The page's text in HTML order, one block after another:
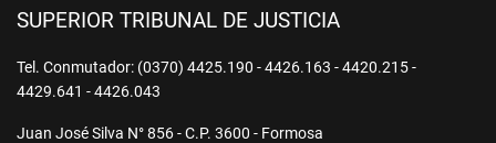
SUPERIOR TRIBUNAL DE JUSTICIA
Tel. Conmutador: (0370) 4425.190 - 4426.163 - 4420.215 -
4429.641 - 4426.043
Juan José Silva N° 856 - C.P. 3600 - Formosa